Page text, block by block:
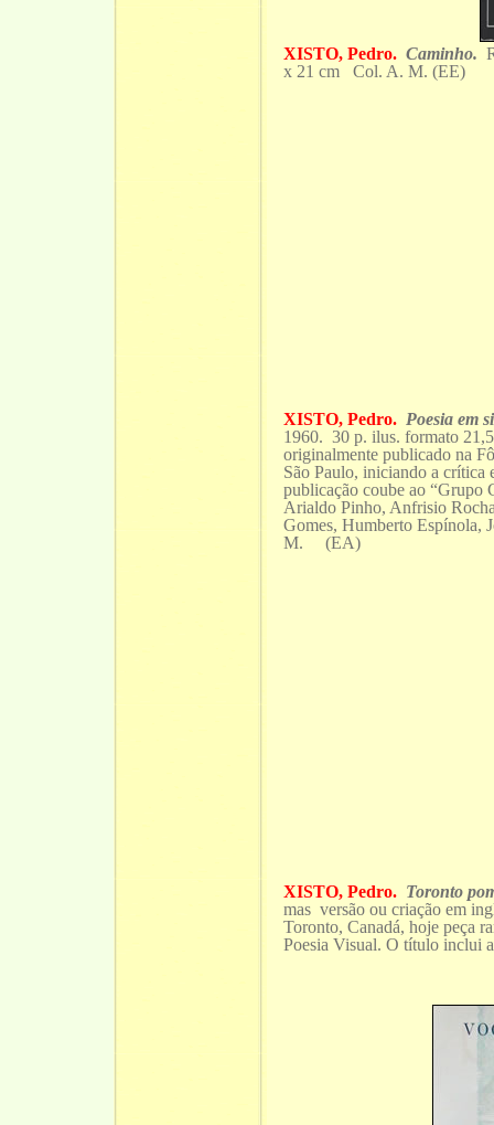
XISTO, Pedro. Caminho.
x 21 cm Col. A. M. (EE)
XISTO, Pedro. Poesia em
1960. 30 p. ilus. formato
originalmente publicado na
São Paulo, iniciando a
publicação coube ao “Grupo
Arialdo Pinho, Anfrisio
Gomes, Humberto Espínola,
M. (EA)
XISTO, Pedro. Toronto
mas versão ou criação em
Toronto, Canadá, hoje peça
Poesia Visual. O título inclui